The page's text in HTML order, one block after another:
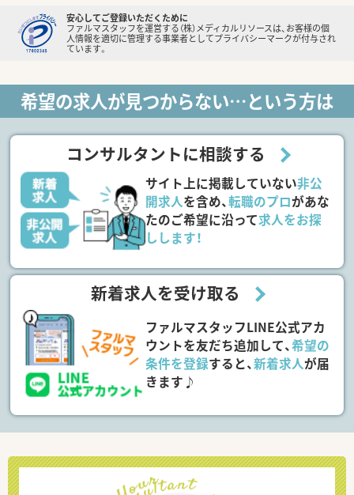
安心してご登録いただくために
ファルマスタッフを運営する（株）メディカルリソースは、お客様の個
人情報を適切に管理する事業者としてプライバシーマークが付与され
ています。
希望の求人が見つからない…という方は
コンサルタントに相談する
サイト上に掲載していない非公
開求人を含め、転職のプロがあな
たのご希望に沿って求人をお探
しします！
新着求人を受け取る
ファルマスタッフLINE公式アカ
ウントを友だち追加して、希望の
条件を登録すると、新着求人が届
きます♪